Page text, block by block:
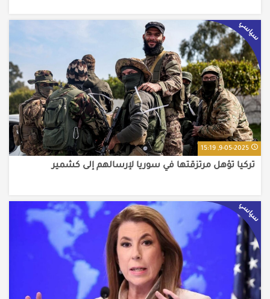
سياسي
9-05-2025, 15:19
تركيا تؤهل مرتزقتها في سوريا لإرسالهم إلى كشمير
سياسي